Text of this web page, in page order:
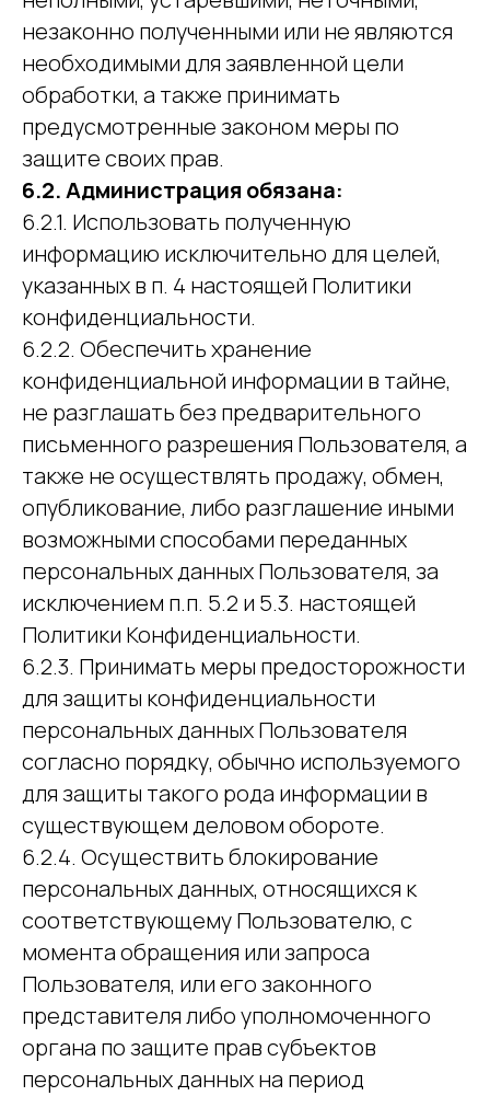
незаконно полученными или не являются
необходимыми для заявленной цели
обработки, а также принимать
предусмотренные законом меры по
защите своих прав.
6.2. Администрация обязана:
6.2.1. Использовать полученную
информацию исключительно для целей,
указанных в п. 4 настоящей Политики
конфиденциальности.
6.2.2. Обеспечить хранение
конфиденциальной информации в тайне,
не разглашать без предварительного
письменного разрешения Пользователя, а
также не осуществлять продажу, обмен,
опубликование, либо разглашение иными
возможными способами переданных
персональных данных Пользователя, за
исключением п.п. 5.2 и 5.3. настоящей
Политики Конфиденциальности.
6.2.3. Принимать меры предосторожности
для защиты конфиденциальности
персональных данных Пользователя
согласно порядку, обычно используемого
для защиты такого рода информации в
существующем деловом обороте.
6.2.4. Осуществить блокирование
персональных данных, относящихся к
соответствующему Пользователю, с
момента обращения или запроса
Пользователя, или его законного
представителя либо уполномоченного
органа по защите прав субъектов
персональных данных на период